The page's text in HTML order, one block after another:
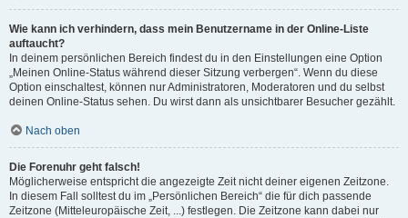
Wie kann ich verhindern, dass mein Benutzername in der Online-Liste
auftaucht?
In deinem persönlichen Bereich findest du in den Einstellungen eine Option
„Meinen Online-Status während dieser Sitzung verbergen“. Wenn du diese
Option einschaltest, können nur Administratoren, Moderatoren und du selbst
deinen Online-Status sehen. Du wirst dann als unsichtbarer Besucher gezählt.
Nach oben
Die Forenuhr geht falsch!
Möglicherweise entspricht die angezeigte Zeit nicht deiner eigenen Zeitzone.
In diesem Fall solltest du im „Persönlichen Bereich“ die für dich passende
Zeitzone (Mitteleuropäische Zeit, ...) festlegen. Die Zeitzone kann dabei nur